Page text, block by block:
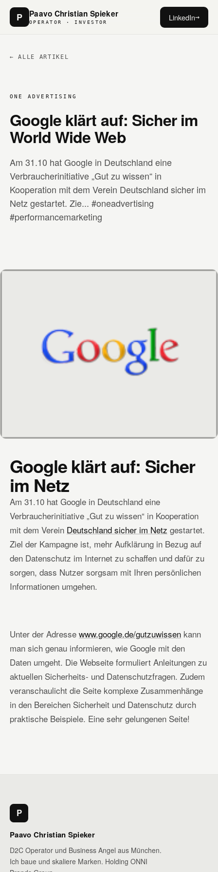
P Paavo Christian Spieker
OPERATOR · INVESTOR LinkedIn→
← ALLE ARTIKEL
ONE ADVERTISING
Google klärt auf: Sicher im
World Wide Web
Am 31.10 hat Google in Deutschland eine
Verbraucherinitiative „Gut zu wissen“ in
Kooperation mit dem Verein Deutschland sicher im
Netz gestartet. Zie... #oneadvertising
#performancemarketing
Google klärt auf: Sicher
im Netz
Am 31.10 hat Google in Deutschland eine
Verbraucherinitiative „Gut zu wissen“ in Kooperation
mit dem Verein Deutschland sicher im Netz gestartet.
Ziel der Kampagne ist, mehr Aufklärung in Bezug auf
den Datenschutz im Internet zu schaffen und dafür zu
sorgen, dass Nutzer sorgsam mit Ihren persönlichen
Informationen umgehen.
Unter der Adresse www.google.de/gutzuwissen kann
man sich genau informieren, wie Google mit den
Daten umgeht. Die Webseite formuliert Anleitungen zu
aktuellen Sicherheits- und Datenschutzfragen. Zudem
veranschaulicht die Seite komplexe Zusammenhänge
in den Bereichen Sicherheit und Datenschutz durch
praktische Beispiele. Eine sehr gelungenen Seite!
P
Paavo Christian Spieker
D2C Operator und Business Angel aus München.
Ich baue und skaliere Marken. Holding ONNI